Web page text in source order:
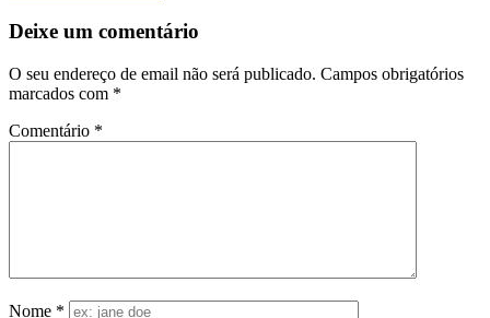
Deixe um comentário
O seu endereço de email não será publicado. Campos obrigatórios
marcados com *
Comentário *
Nome *